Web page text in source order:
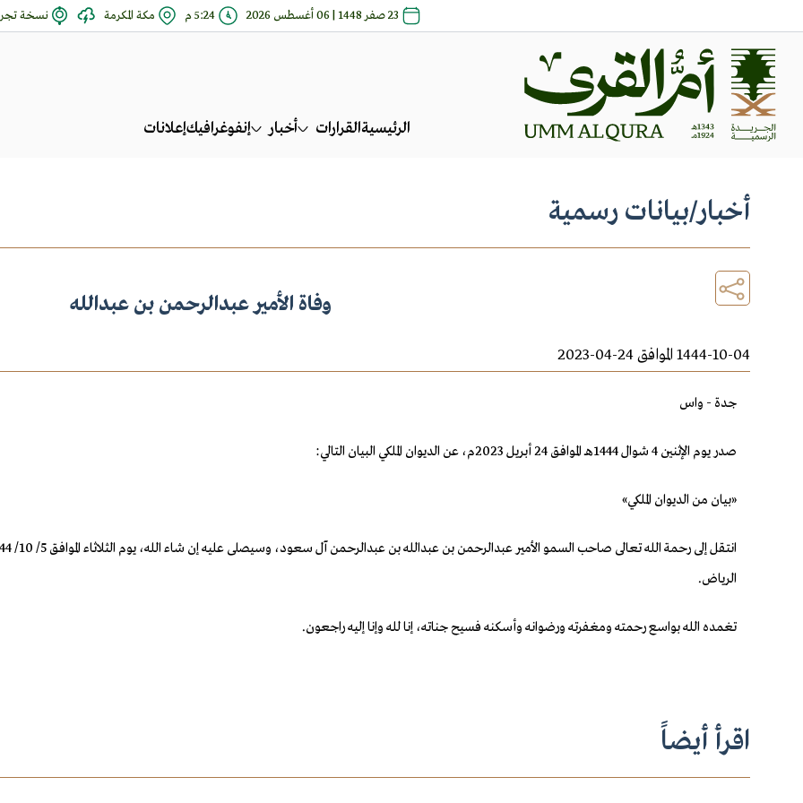
23 صفر 1448 | 06 أغسطس 2026 5:24 م مكة المكرمة نسخة
الرئيسيةالقرارات أخبار إنفوغرافيكإعلانات
أخبار/بيانات رسمية
وفاة الأمير عبدالرحمن بن عبدالله
1444-10-04 الموافق 24-04-2023
جدة - واس
صدر يوم الإثنين 4 شوال 1444هـ الموافق 24 أبريل 2023م، عن الديوان الملكي البيان التالي:
«بيان من الديوان الملكي»
الرياض.
تغمده الله بواسع رحمته ومغفرته ورضوانه وأسكنه فسيح جناته، إنا لله وإنا إليه راجعون.
اقرأ أيضاً